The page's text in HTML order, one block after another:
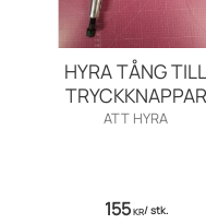
HYRA TÅNG TILL
TRYCKKNAPPAR
ATT HYRA
155KR/stk.